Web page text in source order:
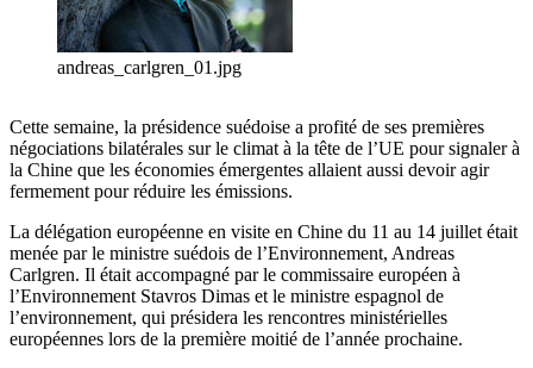
andreas_carlgren_01.jpg
Cette semaine, la présidence suédoise a profité de ses premières
négociations bilatérales sur le climat à la tête de l’UE pour signaler à
la Chine que les économies émergentes allaient aussi devoir agir
fermement pour réduire les émissions.
La délégation européenne en visite en Chine du 11 au 14 juillet était
menée par le ministre suédois de l’Environnement, Andreas
Carlgren. Il était accompagné par le commissaire européen à
l’Environnement Stavros Dimas et le ministre espagnol de
l’environnement, qui présidera les rencontres ministérielles
européennes lors de la première moitié de l’année prochaine.